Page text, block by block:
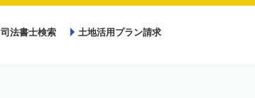
司法書士検索 土地活用プラン請求